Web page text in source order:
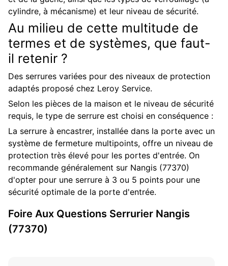
cylindre, à mécanisme) et leur niveau de sécurité.
Au milieu de cette multitude de
termes et de systèmes, que faut-
il retenir ?
Des serrures variées pour des niveaux de protection
adaptés proposé chez Leroy Service.
Selon les pièces de la maison et le niveau de sécurité
requis, le type de serrure est choisi en conséquence :
La serrure à encastrer, installée dans la porte avec un
système de fermeture multipoints, offre un niveau de
protection très élevé pour les portes d'entrée. On
recommande généralement sur Nangis (77370)
d'opter pour une serrure à 3 ou 5 points pour une
sécurité optimale de la porte d'entrée.
Foire Aux Questions Serrurier Nangis
(77370)